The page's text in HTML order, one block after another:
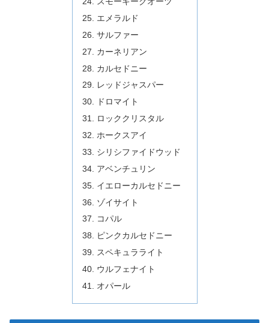
エメラルド
サルファー
カーネリアン
カルセドニー
レッドジャスパー
ドロマイト
ロッククリスタル
ホークスアイ
シリシファイドウッド
アベンチュリン
イエローカルセドニー
ゾイサイト
コパル
ピンクカルセドニー
スペキュラライト
ウルフェナイト
オパール